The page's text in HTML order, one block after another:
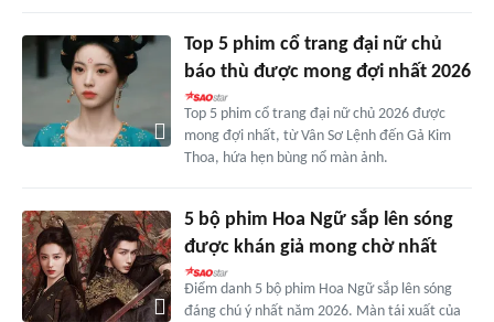
Top 5 phim cổ trang đại nữ chủ
báo thù được mong đợi nhất 2026
Top 5 phim cổ trang đại nữ chủ 2026 được
mong đợi nhất, từ Vân Sơ Lệnh đến Gả Kim
Thoa, hứa hẹn bùng nổ màn ảnh.
5 bộ phim Hoa Ngữ sắp lên sóng
được khán giả mong chờ nhất
Điểm danh 5 bộ phim Hoa Ngữ sắp lên sóng
đáng chú ý nhất năm 2026. Màn tái xuất của